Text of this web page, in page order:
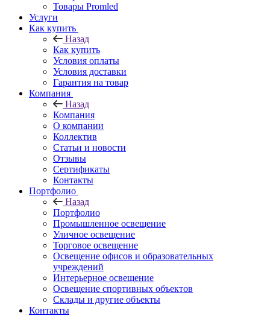
Товары Promled
Услуги
Как купить
Назад
Как купить
Условия оплаты
Условия доставки
Гарантия на товар
Компания
Назад
Компания
О компании
Коллектив
Статьи и новости
Отзывы
Сертификаты
Контакты
Портфолио
Назад
Портфолио
Промышленное освещение
Уличное освещение
Торговое освещение
Освещение офисов и образовательных
учреждений
Интерьерное освещение
Освещение спортивных объектов
Склады и другие объекты
Контакты